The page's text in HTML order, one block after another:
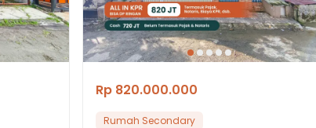
Rp 820.000.000
Rumah Secondary